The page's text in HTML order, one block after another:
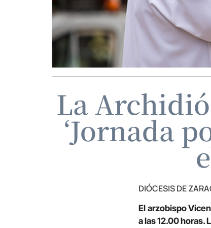
La
‘Jornada
DIÓCESIS DE
El arzobispo
a las 12.00 horas.